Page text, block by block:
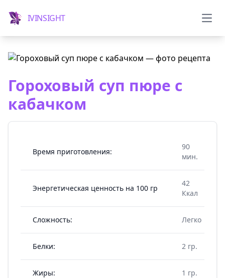
IVINSIGHT
Гороховый суп пюре с
кабачком
Время приготовления:
90
мин.
Энергетическая ценность на 100 гр
42
Ккал
Сложность: Легко
Белки: 2 гр.
Жиры: 1 гр.